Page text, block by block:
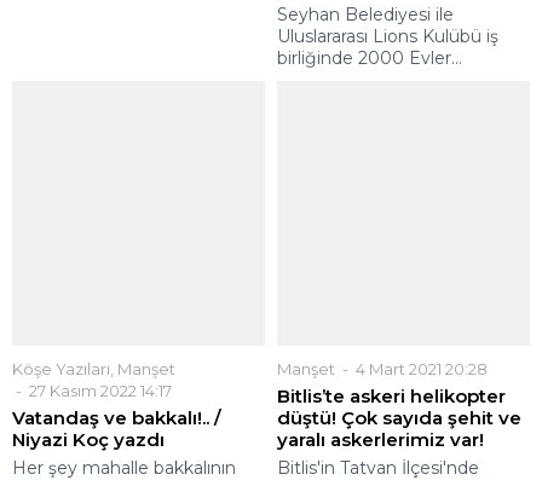
Seyhan Belediyesi ile
Uluslararası Lions Kulübü iş
birliğinde 2000 Evler...
YORUMLAR